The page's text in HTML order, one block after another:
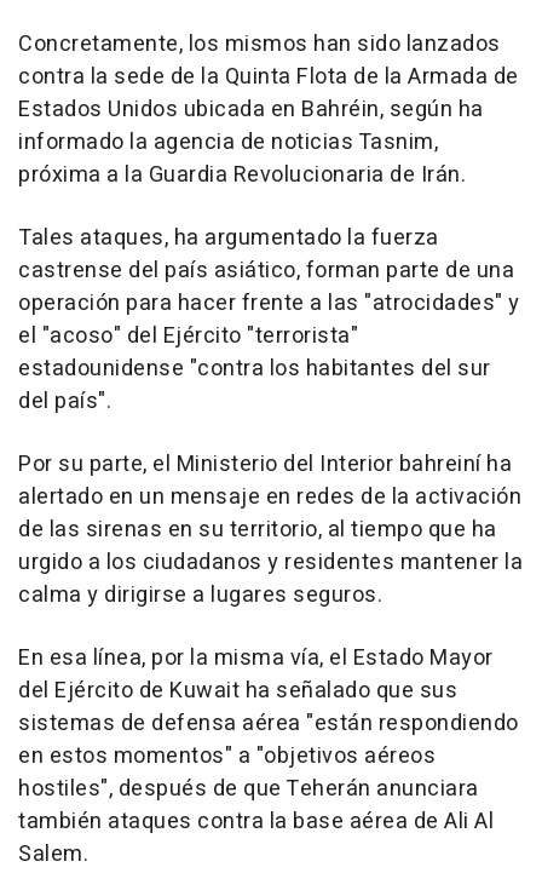
Concretamente, los mismos han sido lanzados
contra la sede de la Quinta Flota de la Armada de
Estados Unidos ubicada en Bahréin, según ha
informado la agencia de noticias Tasnim,
próxima a la Guardia Revolucionaria de Irán.
Tales ataques, ha argumentado la fuerza
castrense del país asiático, forman parte de una
operación para hacer frente a las "atrocidades" y
el "acoso" del Ejército "terrorista"
estadounidense "contra los habitantes del sur
del país".
Por su parte, el Ministerio del Interior bahreiní ha
alertado en un mensaje en redes de la activación
de las sirenas en su territorio, al tiempo que ha
urgido a los ciudadanos y residentes mantener la
calma y dirigirse a lugares seguros.
En esa línea, por la misma vía, el Estado Mayor
del Ejército de Kuwait ha señalado que sus
sistemas de defensa aérea "están respondiendo
en estos momentos" a "objetivos aéreos
hostiles", después de que Teherán anunciara
también ataques contra la base aérea de Ali Al
Salem.